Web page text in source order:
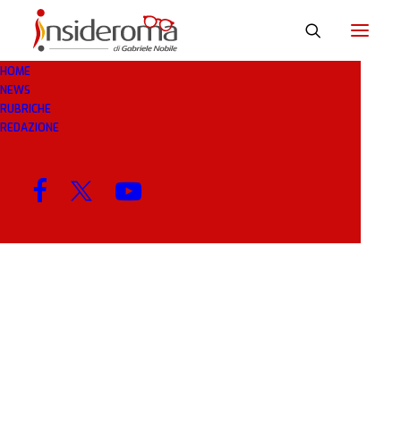
HOME
NEWS
RUBRICHE
REDAZIONE
TOTALE
MENU